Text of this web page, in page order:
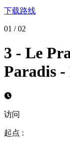
下载路线
01 /02
3 - Le
Paradis -
访问
起点 :